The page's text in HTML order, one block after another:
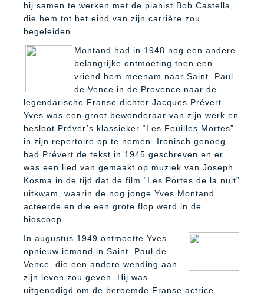
hij samen te werken met de pianist Bob Castella,
die hem tot het eind van zijn carrière zou
begeleiden.
Montand had in 1948 nog een andere
belangrijke ontmoeting toen een
vriend hem meenam naar Saint Paul
de Vence in de Provence naar de
legendarische Franse dichter Jacques Prévert.
Yves was een groot bewonderaar van zijn werk en
besloot Préver’s klassieker “Les Feuilles Mortes”
in zijn repertoire op te nemen. Ironisch genoeg
had Prévert de tekst in 1945 geschreven en er
was een lied van gemaakt op muziek van Joseph
Kosma in de tijd dat de film “Les Portes de la nuit”
uitkwam, waarin de nog jonge Yves Montand
acteerde en die een grote flop werd in de
bioscoop.
In augustus 1949 ontmoette Yves
opnieuw iemand in Saint Paul de
Vence, die een andere wending aan
zijn leven zou geven. Hij was
uitgenodigd om de beroemde Franse actrice